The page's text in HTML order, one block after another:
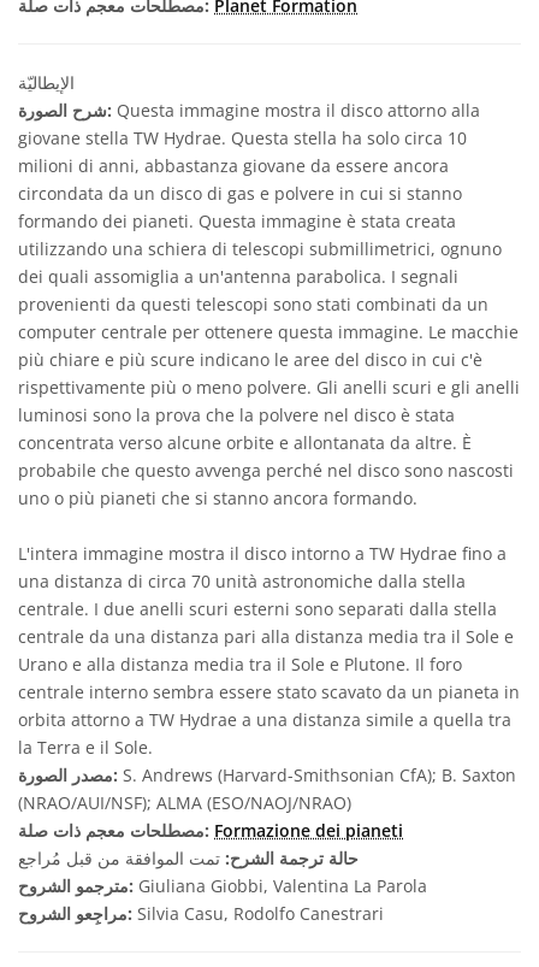
مصطلحات معجم ذات صلة: Planet Formation
الإيطاليّة
شرح الصورة: Questa immagine mostra il disco attorno alla
giovane stella TW Hydrae. Questa stella ha solo circa 10
milioni di anni, abbastanza giovane da essere ancora
circondata da un disco di gas e polvere in cui si stanno
formando dei pianeti. Questa immagine è stata creata
utilizzando una schiera di telescopi submillimetrici, ognuno
dei quali assomiglia a un'antenna parabolica. I segnali
provenienti da questi telescopi sono stati combinati da un
computer centrale per ottenere questa immagine. Le macchie
più chiare e più scure indicano le aree del disco in cui c'è
rispettivamente più o meno polvere. Gli anelli scuri e gli anelli
luminosi sono la prova che la polvere nel disco è stata
concentrata verso alcune orbite e allontanata da altre. È
probabile che questo avvenga perché nel disco sono nascosti
uno o più pianeti che si stanno ancora formando.
L'intera immagine mostra il disco intorno a TW Hydrae fino a
una distanza di circa 70 unità astronomiche dalla stella
centrale. I due anelli scuri esterni sono separati dalla stella
centrale da una distanza pari alla distanza media tra il Sole e
Urano e alla distanza media tra il Sole e Plutone. Il foro
centrale interno sembra essere stato scavato da un pianeta in
orbita attorno a TW Hydrae a una distanza simile a quella tra
la Terra e il Sole.
مصدر الصورة: S. Andrews (Harvard-Smithsonian CfA); B. Saxton
(NRAO/AUI/NSF); ALMA (ESO/NAOJ/NRAO)
مصطلحات معجم ذات صلة: Formazione dei pianeti
حالة ترجمة الشرح: تمت الموافقة من قبل مُراجع
مترجمو الشروح: Giuliana Giobbi, Valentina La Parola
مراجِعو الشروح: Silvia Casu, Rodolfo Canestrari